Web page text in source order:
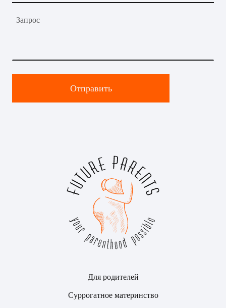
Запрос
Отправить
Для родителей
Суррогатное материнство